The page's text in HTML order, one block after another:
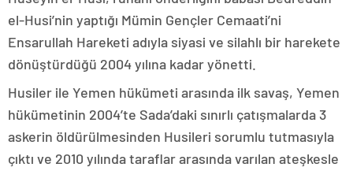
el-Husi’nin yaptığı Mümin Gençler Cemaati’ni
Ensarullah Hareketi adıyla siyasi ve silahlı bir harekete
dönüştürdüğü 2004 yılına kadar yönetti.
Husiler ile Yemen hükümeti arasında ilk savaş, Yemen
hükümetinin 2004’te Sada’daki sınırlı çatışmalarda 3
askerin öldürülmesinden Husileri sorumlu tutmasıyla
çıktı ve 2010 yılında taraflar arasında varılan ateşkesle